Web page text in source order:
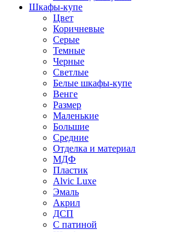
Шкафы-купе
Цвет
Коричневые
Серые
Темные
Черные
Светлые
Белые шкафы-купе
Венге
Размер
Маленькие
Большие
Средние
Отделка и материал
МДФ
Пластик
Alvic Luxe
Эмаль
Акрил
ДСП
С патиной